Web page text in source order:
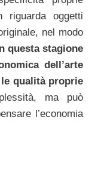
riguarda oggetti
nel modo
questa stagione
dell’arte
qualità proprie
ma può
l’economia